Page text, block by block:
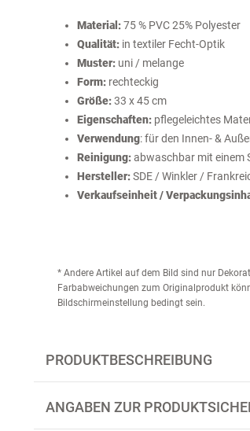
Material:75 % PVC 25% Polyester
Qualität:in textiler Fecht-Optik
Muster:uni / melange
Form:rechteckig
Größe:33 x 45 cm
Eigenschaften:pflegeleichtes
Verwendung: für den Innen- &
Reinigung:abwaschbar mit einem
Hersteller:SDE / Winkler /
Verkaufseinheit /
* Andere Artikel auf dem Bild sind nur
Farbabweichungen zum Originalprodukt
Bildschirmeinstellung bedingt sein.
PRODUKTBESCHREIBUNG
ANGABEN ZUR